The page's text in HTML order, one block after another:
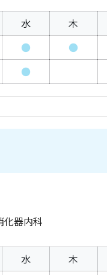
水 木
● ●
●
化器内科
水 木